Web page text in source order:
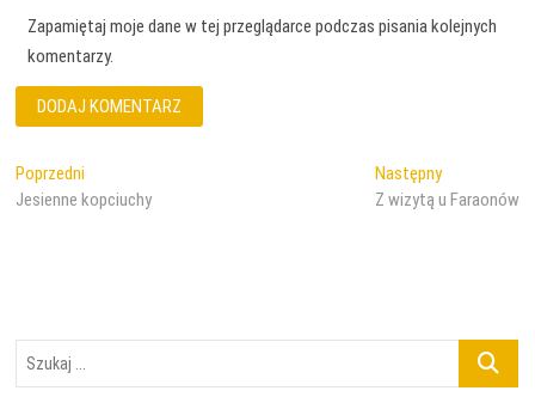
Zapamiętaj moje dane w tej przeglądarce podczas pisania kolejnych
komentarzy.
Nawigacja
wpisu
Poprzedni
wpis:
Jesienne kopciuchy
NastępnyNastępny
wpis:
Z wizytą u Faraonów
Szukaj